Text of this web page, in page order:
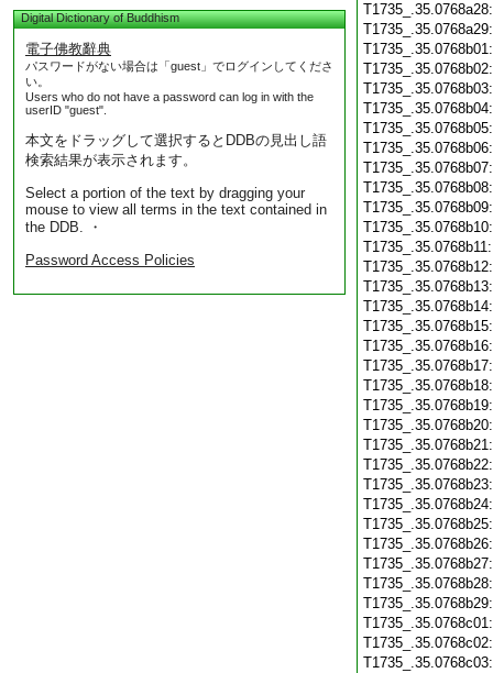
Digital Dictionary of Buddhism
電子佛教辭典
パスワードがない場合は「guest」でログインしてくださ
い。
Users who do not have a password can log in with the
userID "guest".
本文をドラッグして選択するとDDBの見出し語
検索結果が表示されます。
Select a portion of the text by dragging your
mouse to view all terms in the text contained in
the DDB. ・
Password Access Policies